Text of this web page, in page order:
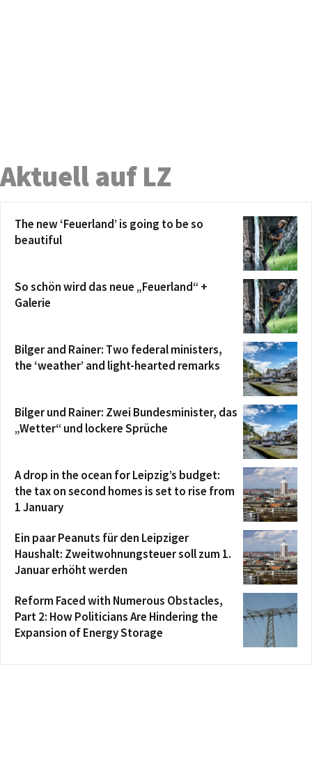
Aktuell auf LZ
The new ‘Feuerland’ is going to be so
beautiful
So schön wird das neue „Feuerland“ +
Galerie
Bilger and Rainer: Two federal ministers,
the ‘weather’ and light-hearted remarks
Bilger und Rainer: Zwei Bundesminister, das
„Wetter“ und lockere Sprüche
A drop in the ocean for Leipzig’s budget:
the tax on second homes is set to rise from
1 January
Ein paar Peanuts für den Leipziger
Haushalt: Zweitwohnungsteuer soll zum 1.
Januar erhöht werden
Reform Faced with Numerous Obstacles,
Part 2: How Politicians Are Hindering the
Expansion of Energy Storage